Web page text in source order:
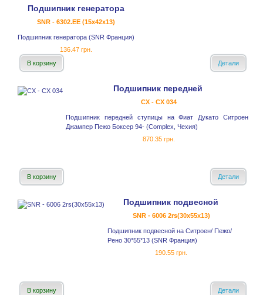
Подшипник генератора
SNR - 6302.EE (15x42x13)
Подшипник генератора (SNR Франция)
136.47 грн.
В корзину
Детали
Подшипник передней
CX - CX 034
Подшипник передней ступицы на Фиат Дукато Ситроен
Джампер Пежо Боксер 94- (Complex, Чехия)
870.35 грн.
В корзину Детали
Подшипник подвесной
SNR - 6006 2rs(30x55x13)
Подшипник подвесной на Ситроен/ Пежо/
Рено 30*55*13 (SNR Франция)
190.55 грн.
В корзину Детали